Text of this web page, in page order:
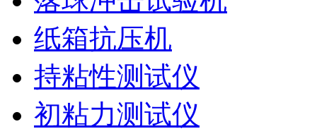
纸箱抗压机
持粘性测试仪
初粘力测试仪